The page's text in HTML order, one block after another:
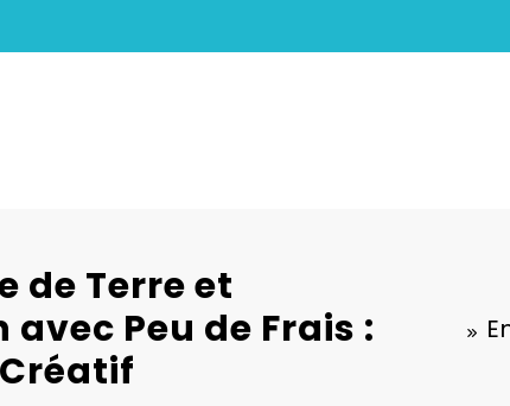
de Terre et
Peu de Frais :